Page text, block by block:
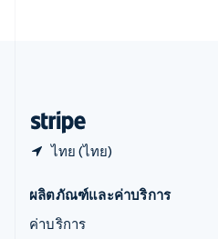
ไทย (ไทย)
ผลิตภัณฑ์และค่าบริการ
ค่าบริการ